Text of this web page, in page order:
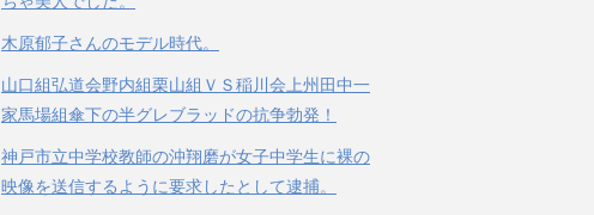
木原郁子さんのモデル時代。
山口組弘道会野内組栗山組ＶＳ稲川会上州田中一
家馬場組傘下の半グレブラッドの抗争勃発！
神戸市立中学校教師の沖翔磨が女子中学生に裸の
映像を送信するように要求したとして逮捕。